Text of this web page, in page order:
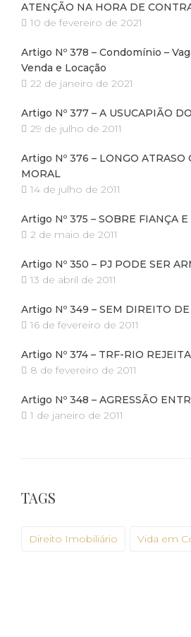
ATENÇÃO NA HORA DE
10 de fevereiro de 2021
Artigo Nº 378 – Condomínio –
Venda e Locação
22 de janeiro de 2021
Artigo Nº 377 – A USUCAPIÃO
29 de julho de 2011
Artigo Nº 376 – LONGO ATRASO
MORAL
14 de julho de 2011
Artigo Nº 375 – SOBRE FIANÇA E
2 de maio de 2011
Artigo Nº 350 – PJ PODE SER
13 de abril de 2011
Artigo Nº 349 – SEM DIREITO
16 de fevereiro de 2011
Artigo Nº 374 – TRF-RIO
8 de fevereiro de 2011
Artigo Nº 348 – AGRESSÃO
1 de janeiro de 2011
TAGS
Direito Imobiliário Vida em